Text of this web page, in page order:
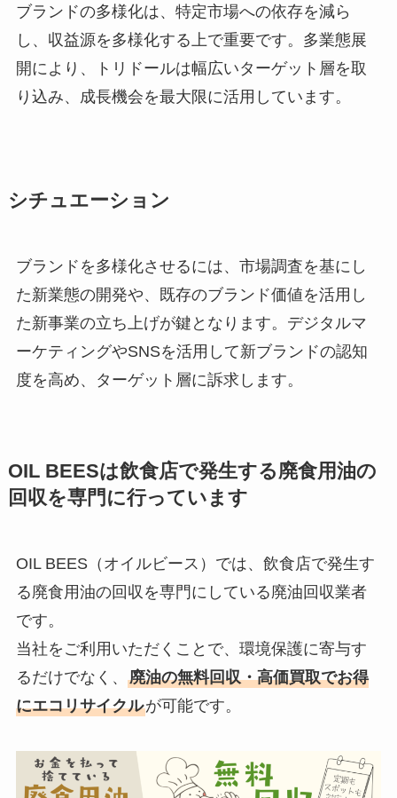
ブランドの多様化は、特定市場への依存を減ら
し、収益源を多様化する上で重要です。多業態展
開により、トリドールは幅広いターゲット層を取
り込み、成長機会を最大限に活用しています。
シチュエーション
ブランドを多様化させるには、市場調査を基にし
た新業態の開発や、既存のブランド価値を活用し
た新事業の立ち上げが鍵となります。デジタルマ
ーケティングやSNSを活用して新ブランドの認知
度を高め、ターゲット層に訴求します。
OIL BEESは飲食店で発生する廃食用油の
回収を専門に行っています
OIL BEES（オイルビース）では、飲食店で発生す
る廃食用油の回収を専門にしている廃油回収業者
です。
当社をご利用いただくことで、環境保護に寄与す
るだけでなく、 廃油の無料回収・高価買取でお得
にエコリサイクルが可能です。